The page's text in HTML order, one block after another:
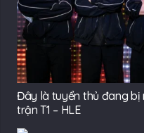
Đây là tuyển thủ đang bị
trận T1 – HLE